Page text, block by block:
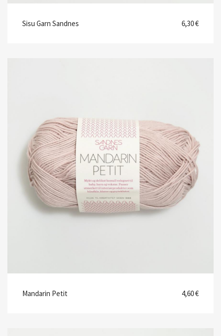
Sisu Garn Sandnes 6,30 €
Mandarin Petit 4,60 €